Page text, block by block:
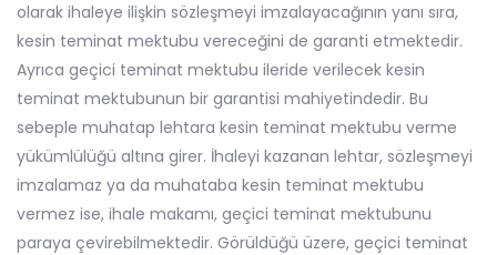
olarak ihaleye ilişkin sözleşmeyi imzalayacağının yanı sıra,
kesin teminat mektubu vereceğini de garanti etmektedir.
Ayrıca geçici teminat mektubu ileride verilecek kesin
teminat mektubunun bir garantisi mahiyetindedir. Bu
sebeple muhatap lehtara kesin teminat mektubu verme
yükümlülüğü altına girer. İhaleyi kazanan lehtar, sözleşmeyi
imzalamaz ya da muhataba kesin teminat mektubu
vermez ise, ihale makamı, geçici teminat mektubunu
paraya çevirebilmektedir. Görüldüğü üzere, geçici teminat